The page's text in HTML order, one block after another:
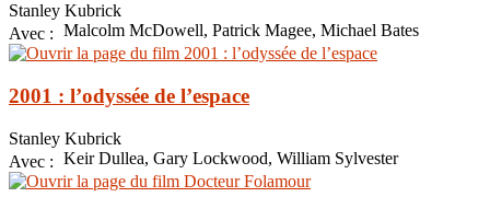
Stanley Kubrick
Avec : Malcolm McDowell, Patrick Magee, Michael Bates
2001 : l’odyssée de l’espace
Stanley Kubrick
Avec : Keir Dullea, Gary Lockwood, William Sylvester